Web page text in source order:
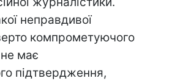
неправдивої
компрометуючого
має
підтвердження,